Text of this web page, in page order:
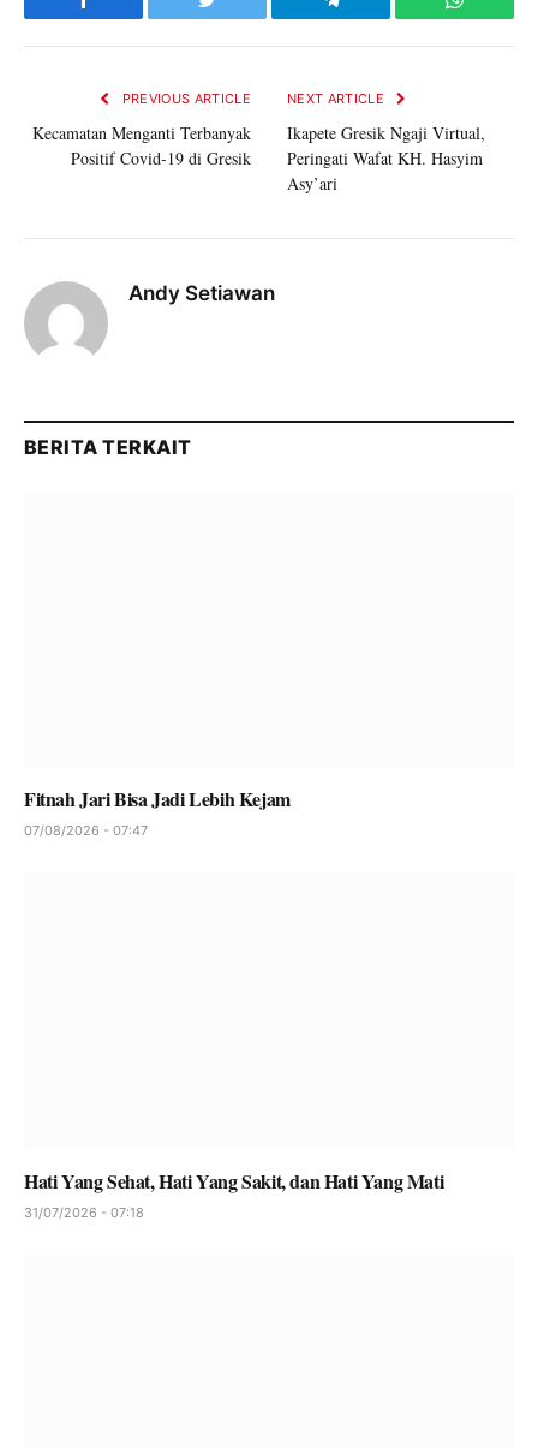
Facebook Twitter Telegram
PREVIOUS ARTICLE
Kecamatan Menganti Terbanyak
Positif Covid-19 di Gresik
NEXT ARTICLE
Ikapete Gresik Ngaji Virtual,
Peringati Wafat KH. Hasyim
Asy’ari
Andy Setiawan
BERITA TERKAIT
Fitnah Jari Bisa Jadi Lebih Kejam
07/08/2026 - 07:47
Hati Yang Sehat, Hati Yang Sakit, dan Hati Yang Mati
31/07/2026 - 07:18